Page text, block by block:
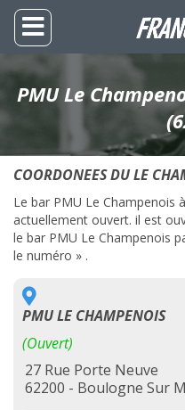
PMU Le
COORDONEES DU LE
Le bar PMU Le Champenois
actuellement ouvert. il est
le bar PMU Le Champenois
le numéro » .
PMU LE CHAMPENOIS
(Ouvert)
27 Rue Porte Neuve
62200 - Boulogne Sur